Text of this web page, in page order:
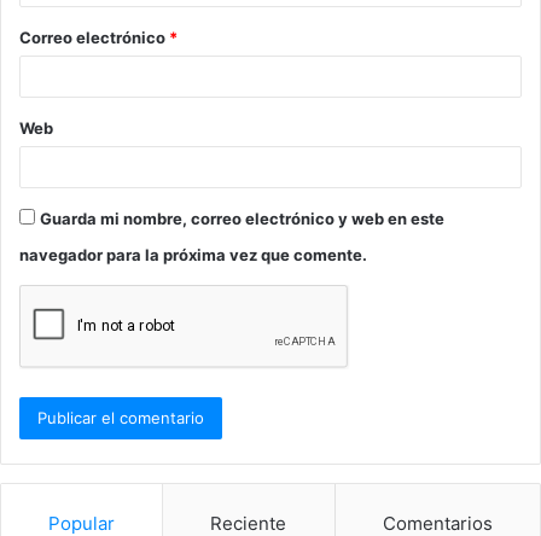
*
Correo electrónico *
Web
Guarda mi nombre, correo electrónico y web en este
navegador para la próxima vez que comente.
Popular Reciente Comentarios